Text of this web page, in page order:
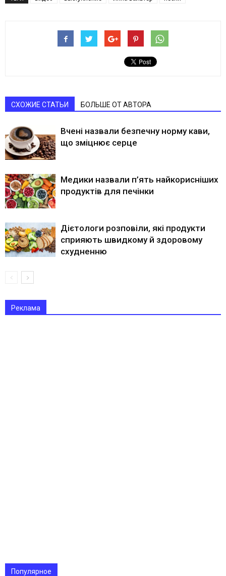
СХОЖИЕ СТАТЬИ БОЛЬШЕ ОТ АВТОРА
Вчені назвали безпечну норму кави,
що зміцнює серце
Медики назвали п’ять найкорисніших
продуктів для печінки
Дієтологи розповіли, які продукти
сприяють швидкому й здоровому
схудненню
Реклама
Популярное